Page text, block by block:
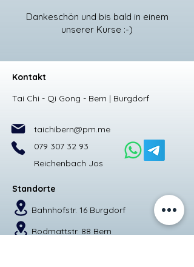
Dankeschön und bis bald in einem
unserer Kurse :-)
Kontakt
Tai Chi - Qi Gong - Bern | Burgdorf
taichibern@pm.me
079 307 32 93
Reichenbach Jos
Standorte
Bahnhofstr. 16 Burgdorf
Rodmattstr. 88 Bern